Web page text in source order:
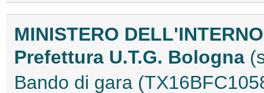
MINISTERO DELL'INTERNO
Prefettura U.T.G. Bologna
Bando di gara